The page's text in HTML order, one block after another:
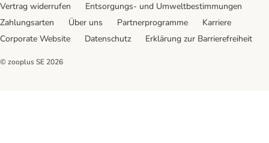
Vertrag widerrufen
Entsorgungs- und Umweltbestimmungen
Zahlungsarten
Über uns Partnerprogramme
Karriere
Corporate Website
Datenschutz Erklärung zur Barrierefreiheit
© zooplus SE 2026